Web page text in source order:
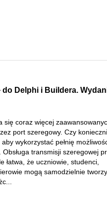
Delphi i Buildera.
się coraz więcej
port szeregowy. Czy
wykorzystać pełnię
transmisji szeregowej
łatwa, że uczniowie, studenci,
mogą samodzielnie